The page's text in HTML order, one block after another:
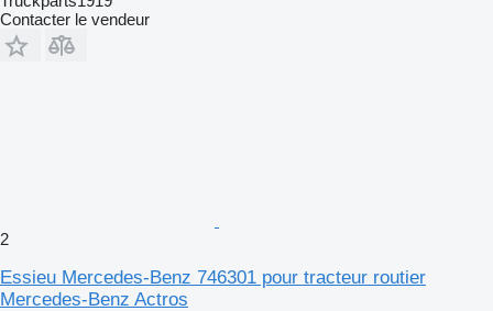
Contacter le vendeur
2
Essieu Mercedes-Benz 746301 pour tracteur routier
Mercedes-Benz Actros